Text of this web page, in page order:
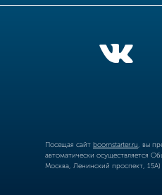
Посещая сайт boomstarter.ru , вы
автоматически осуществляется
Москва, Ленинский проспект, 15А)